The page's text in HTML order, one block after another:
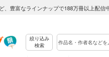
、豊富なラインナップで188万冊以上配信
絞り込み
検索